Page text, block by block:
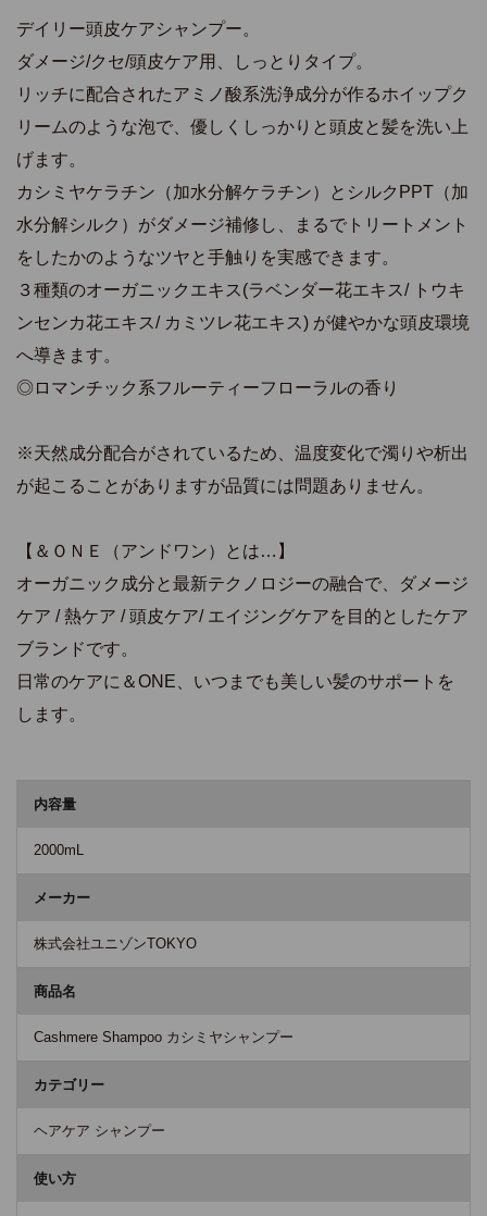
デイリー頭皮ケアシャンプー。
ダメージ/クセ/頭皮ケア用、しっとりタイプ。
リッチに配合されたアミノ酸系洗浄成分が作るホイップク
リームのような泡で、優しくしっかりと頭皮と髪を洗い上
げます。
カシミヤケラチン（加水分解ケラチン）とシルクPPT（加
水分解シルク）がダメージ補修し、まるでトリートメント
をしたかのようなツヤと手触りを実感できます。
３種類のオーガニックエキス(ラベンダー花エキス/ トウキ
ンセンカ花エキス/ カミツレ花エキス) が健やかな頭皮環境
へ導きます。
◎ロマンチック系フルーティーフローラルの香り
※天然成分配合がされているため、温度変化で濁りや析出
が起こることがありますが品質には問題ありません。
【＆ＯＮＥ（アンドワン）とは…】
オーガニック成分と最新テクノロジーの融合で、ダメージ
ケア / 熱ケア / 頭皮ケア/ エイジングケアを目的としたケア
ブランドです。
日常のケアに＆ONE、いつまでも美しい髪のサポートを
します。
内容量
2000mL
メーカー
株式会社ユニゾンTOKYO
商品名
Cashmere Shampoo カシミヤシャンプー
カテゴリー
ヘアケア シャンプー
使い方